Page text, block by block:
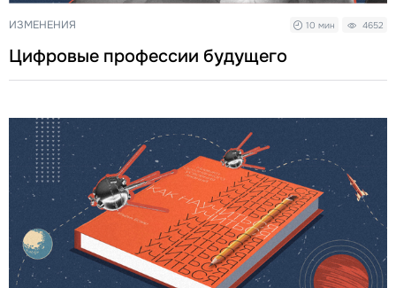
ИЗМЕНЕНИЯ 10 мин 4652
Цифровые профессии будущего